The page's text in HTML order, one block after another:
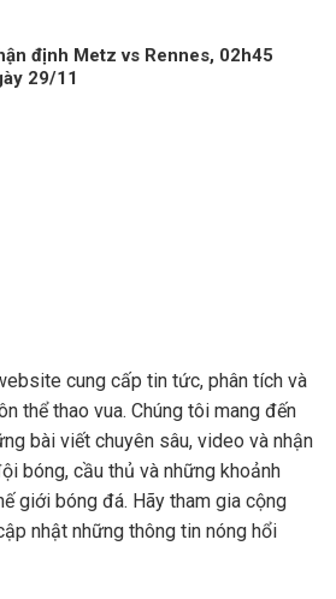
định Metz vs Rennes, 02h45
29/11
cung cấp tin tức, phân tích và
thể thao vua. Chúng tôi mang đến
bài viết chuyên sâu, video và nhận
bóng, cầu thủ và những khoảnh
giới bóng đá. Hãy tham gia cộng
nhật những thông tin nóng hổi